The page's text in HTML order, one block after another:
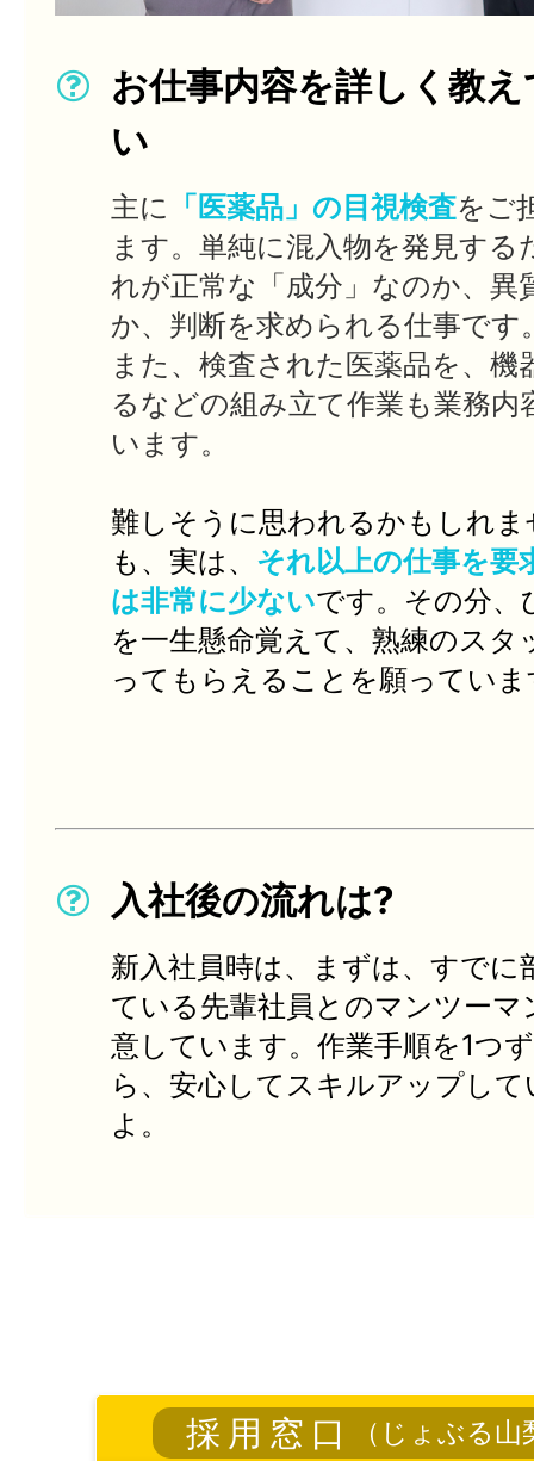
お仕事内容を詳しく教
い
主に 「医薬品」の目視検査をご
ます。単純に混入物を発見する
れが正常な「成分」なのか、異
か、判断を求められる仕事です
また、検査された医薬品を、機
るなどの組み立て作業も業務内
います。
難しそうに思われるかもしれ
も、実は、 それ以上の仕事を要
は非常に少ないです。その分、
を一生懸命覚えて、熟練のスタ
ってもらえることを願っていま
入社後の流れは?
新入社員時は、まずは、すでに
ている先輩社員とのマンツーマ
意しています。作業手順を1つ
ら、安心してスキルアップし
よ。
採用窓口 （じょぶる山